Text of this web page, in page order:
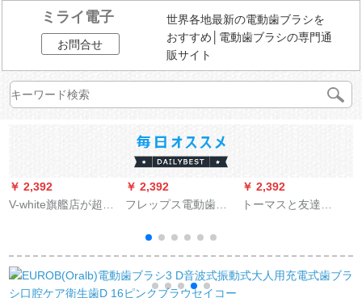
ミライ電子
お問合せ
世界各地最新の電動歯ブラシを
おすすめ│電動歯ブラシの専門通
販サイト
￥ 2,392
V-white旗艦店が超音
気歯ブラシの美歯怠
惰人の軟毛全自動歯
ブラシのきれいな歯
￥ 2,392
フレップス電動歯ブ
ヤモンドスマート充
電式音波振動歯ブラ
シ
￥ 2,392
トーマスと友達
歯ブラシ充電式ブラ
シヘッド3本にブルー